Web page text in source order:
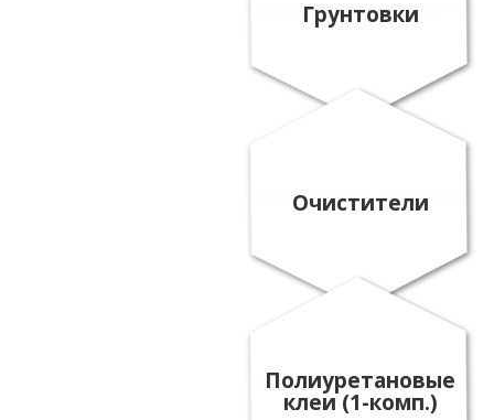
Грунтовки
Очистители
Полиуретановые
клеи (1-комп.)